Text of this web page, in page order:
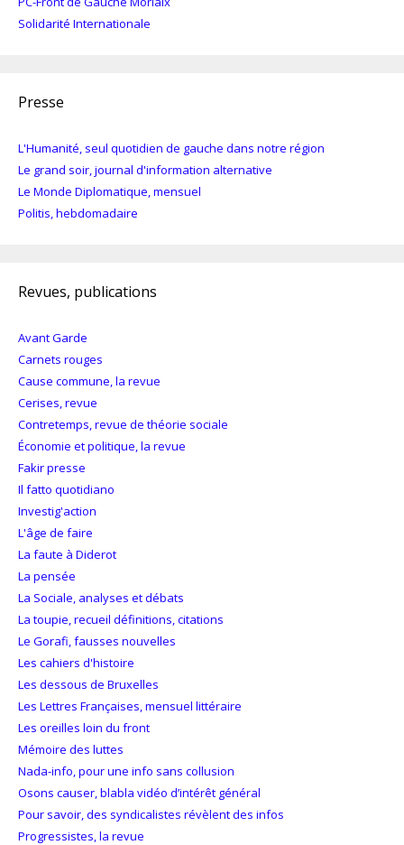
Solidarité Internationale
Presse
L'Humanité, seul quotidien de gauche dans notre région
Le grand soir, journal d'information alternative
Le Monde Diplomatique, mensuel
Politis, hebdomadaire
Revues, publications
Avant Garde
Carnets rouges
Cause commune, la revue
Cerises, revue
Contretemps, revue de théorie sociale
Économie et politique, la revue
Fakir presse
Il fatto quotidiano
Investig'action
L'âge de faire
La faute à Diderot
La pensée
La Sociale, analyses et débats
La toupie, recueil définitions, citations
Le Gorafi, fausses nouvelles
Les cahiers d'histoire
Les dessous de Bruxelles
Les Lettres Françaises, mensuel littéraire
Les oreilles loin du front
Mémoire des luttes
Nada-info, pour une info sans collusion
Osons causer, blabla vidéo d’intérêt général
Pour savoir, des syndicalistes révèlent des infos
Progressistes, la revue